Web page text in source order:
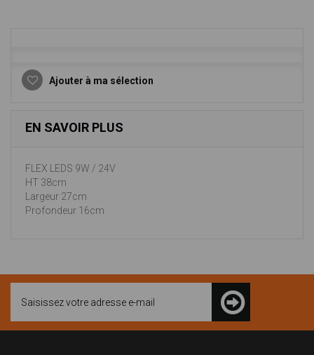
Ajouter à ma sélection
EN SAVOIR PLUS
FLEX LEDS 9W / 24V
HT 38cm
Largeur 27cm
Profondeur 16cm